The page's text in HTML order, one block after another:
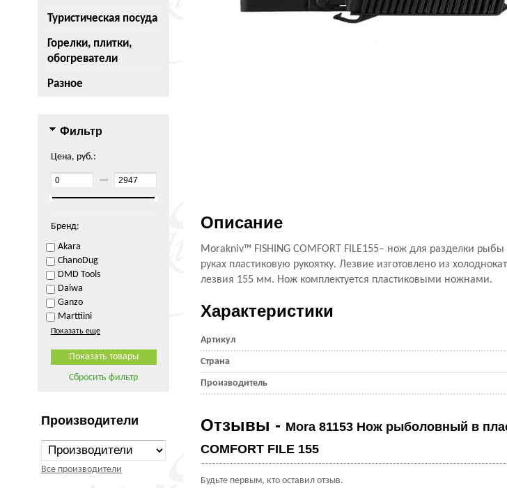
Туристическая посуда
Горелки, плитки,
обогреватели
Разное
Фильтр
Цена, руб.:
—
Бренд:
Akara
ChanoDug
DMD Tools
Daiwa
Ganzo
Marttiini
Показать еще
Сбросить фильтр
Производители
Все производители
Описание
Morakniv™ FISHING COMFORT FILE155– нож для разделки
руках пластиковую рукоятку. Лезвие изготовлено из
лезвия 155 мм. Нож комплектуется пластиковыми ножнами.
Характеристики
Артикул
Страна
Производитель
Отзывы - Mora 81153 Нож рыболовный в
COMFORT FILE 155
Будьте первым, кто оставил отзыв.